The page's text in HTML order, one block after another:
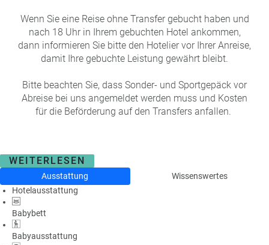
Wenn Sie eine Reise ohne Transfer gebucht haben und
nach 18 Uhr in Ihrem gebuchten Hotel ankommen,
dann informieren Sie bitte den Hotelier vor Ihrer Anreise,
damit Ihre gebuchte Leistung gewährt bleibt.
Bitte beachten Sie, dass Sonder- und Sportgepäck vor
Abreise bei uns angemeldet werden muss und Kosten
für die Beförderung auf den Transfers anfallen.
WEITERLESEN
Ausstattung
Wissenswertes
Hotelausstattung
Babybett
Babyausstattung